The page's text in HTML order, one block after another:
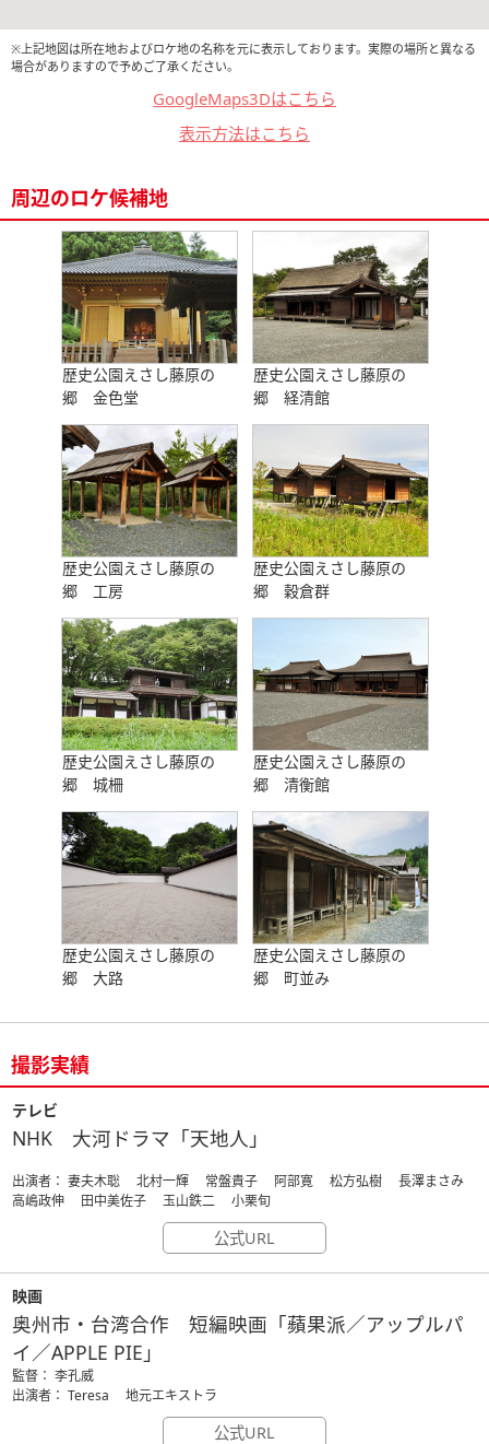
※上記地図は所在地およびロケ地の名称を元に表示しております。実際の場所と異なる
場合がありますので予めご了承ください。
GoogleMaps3Dはこちら
表示方法はこちら
周辺のロケ候補地
歴史公園えさし藤原の
郷 金色堂
歴史公園えさし藤原の
郷 経清館
歴史公園えさし藤原の
郷 工房
歴史公園えさし藤原の
郷 穀倉群
歴史公園えさし藤原の
郷 城柵
歴史公園えさし藤原の
郷 清衡館
歴史公園えさし藤原の
郷 大路
歴史公園えさし藤原の
郷 町並み
撮影実績
テレビ
NHK 大河ドラマ「天地人」
出演者： 妻夫木聡 北村一輝 常盤貴子 阿部寛 松方弘樹 長澤まさみ
高嶋政伸 田中美佐子 玉山鉄二 小栗旬
公式URL
映画
奥州市・台湾合作 短編映画「蘋果派／アップルパ
イ／APPLE PIE」
監督： 李孔威
出演者： Teresa 地元エキストラ
公式URL